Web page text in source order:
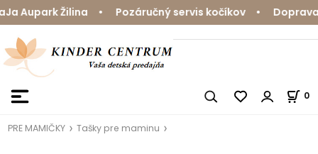
Žilina • Pozáručný servis kočíkov •
0
PRE MAMIČKY Tašky pre maminu